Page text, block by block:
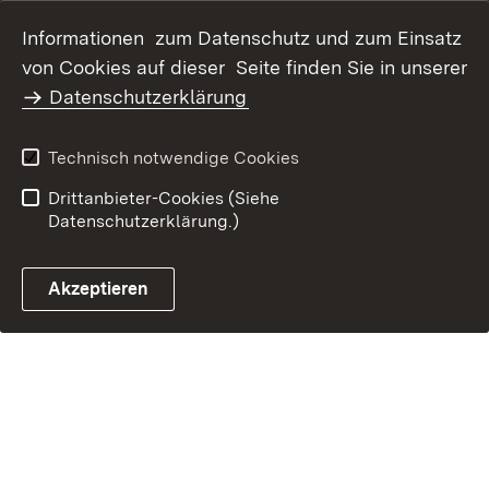
Barrierefreiheit
Benutzungshinweise
Impressum
Informationen zum Datenschutz und zum Einsatz
von Cookies auf dieser Seite finden Sie in unserer
Datenschutzerklärung
Technisch notwendige Cookies
Drittanbieter-Cookies (Siehe
Datenschutzerklärung.)
Akzeptieren